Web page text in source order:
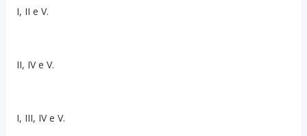
I, II e V.
II, IV e V.
I, III, IV e V.